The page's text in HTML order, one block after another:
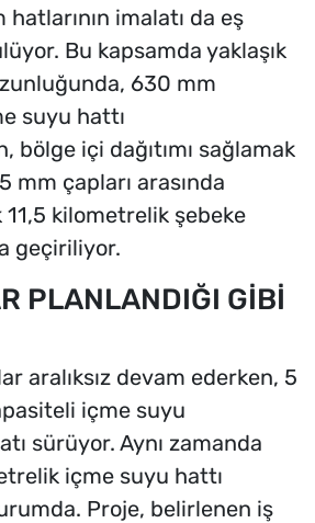
hatlarının imalatı da eş
Bu kapsamda yaklaşık
630 mm
suyu hattı
bölge içi dağıtımı sağlamak
mm çapları arasında
11,5 kilometrelik şebeke
geçiriliyor.
PLANLANDIĞI GİBİ
aralıksız devam ederken, 5
içme suyu
sürüyor. Aynı zamanda
içme suyu hattı
Proje, belirlenen iş